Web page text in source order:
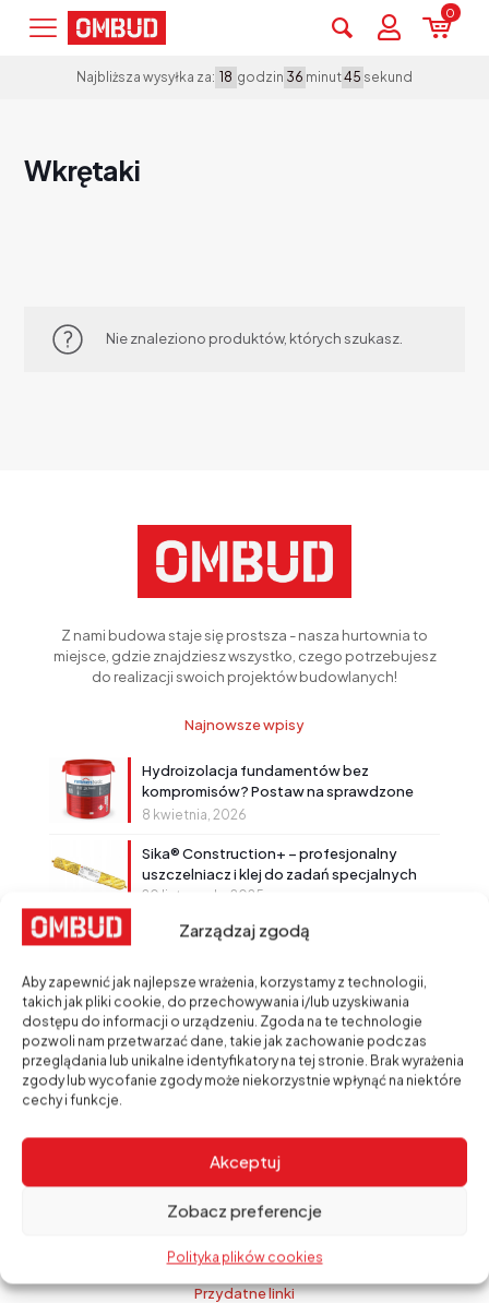
Zarządzaj zgodą
Aby zapewnić jak najlepsze wrażenia, korzystamy z technologii,
takich jak pliki cookie, do przechowywania i/lub uzyskiwania
dostępu do informacji o urządzeniu. Zgoda na te technologie
pozwoli nam przetwarzać dane, takie jak zachowanie podczas
przeglądania lub unikalne identyfikatory na tej stronie. Brak wyrażenia
zgody lub wycofanie zgody może niekorzystnie wpłynąć na niektóre
cechy i funkcje.
Akceptuj
Zobacz preferencje
Polityka plików cookies
0
Najbliższa wysyłka za: 18 godzin 36 minut45 sekund
Wkrętaki
Nie znaleziono produktów, których szukasz.
Z nami budowa staje się prostsza - nasza hurtownia to
miejsce, gdzie znajdziesz wszystko, czego potrzebujesz
do realizacji swoich projektów budowlanych!
Najnowsze wpisy
Hydroizolacja fundamentów bez
kompromisów? Postaw na sprawdzone
rozwiązanie!
8 kwietnia, 2026
Sika® Construction+ – profesjonalny
uszczelniacz i klej do zadań specjalnych
20 listopada, 2025
Powłoki bitumiczne Sika®
Izolacje przeciwwodne – skuteczna
ochrona budynku przed wilgocią i wodą
1 września, 2025
Hydroizolacja piwnicy – jak skutecznie
30 sierpnia, 2025
Fugi Kerakoll – perfekcyjne wykończenie
29 sierpnia, 2025
Przydatne linki